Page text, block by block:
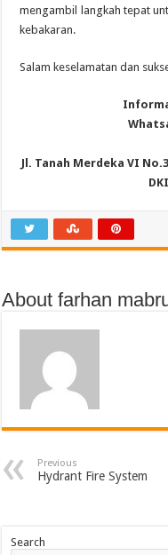
mengambil langkah tepat
kebakaran.
Salam keselamatan dan
Jl. Tanah Merdeka VI
About farhan
Previous
Hydrant Fire System
Search